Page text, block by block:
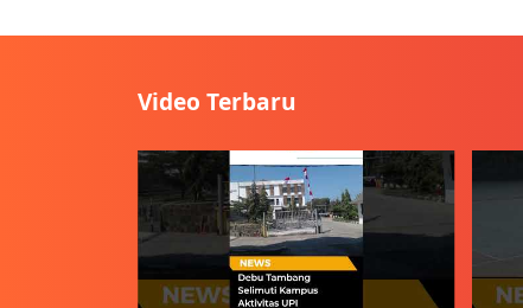
Video Terbaru